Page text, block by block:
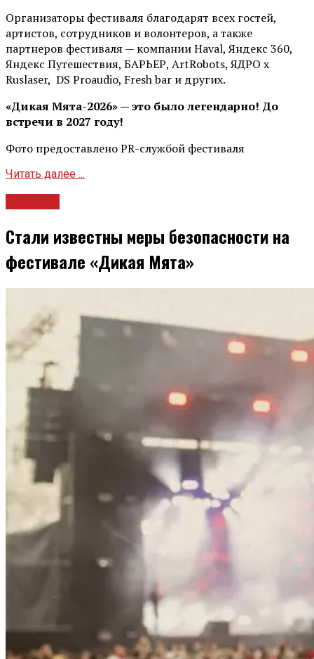
Организаторы фестиваля благодарят всех гостей,
артистов, сотрудников и волонтеров, а также
партнеров фестиваля — компании Haval, Яндекс 360,
Яндекс Путешествия, БАРЬЕР, ArtRobots, ЯДРО х
Ruslaser, DS Proaudio, Fresh bar и других.
«Дикая Мята-2026» — это было легендарно! До
встречи в 2027 году!
Фото предоставлено PR-службой фестиваля
Читать далее ...
Стали известны меры безопасности на
фестивале «Дикая Мята»